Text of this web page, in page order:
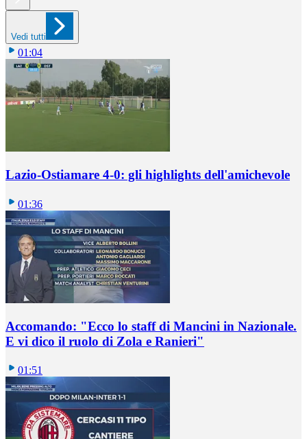
Vedi tutti
01:04
Lazio-Ostiamare 4-0: gli highlights dell'amichevole
01:36
Accomando: "Ecco lo staff di Mancini in Nazionale.
E vi dico il ruolo di Zola e Ranieri"
01:51